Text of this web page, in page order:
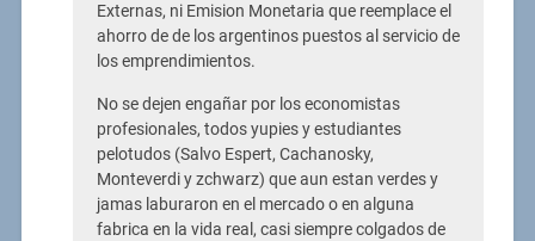
Externas, ni Emision Monetaria que reemplace el
ahorro de de los argentinos puestos al servicio de
los emprendimientos.
No se dejen engañar por los economistas
profesionales, todos yupies y estudiantes
pelotudos (Salvo Espert, Cachanosky,
Monteverdi y zchwarz) que aun estan verdes y
jamas laburaron en el mercado o en alguna
fabrica en la vida real, casi siempre colgados de